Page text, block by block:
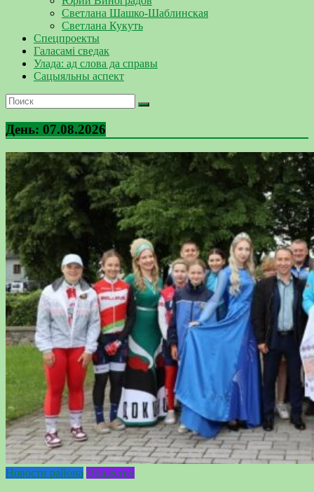
Светлана Шашко-Шаблинская
Светлана Кукуть
Спецпроекты
Галасамі сведак
Улада: ад слова да справы
Сацыяльны аспект
День: 07.08.2026
Новости района Общество